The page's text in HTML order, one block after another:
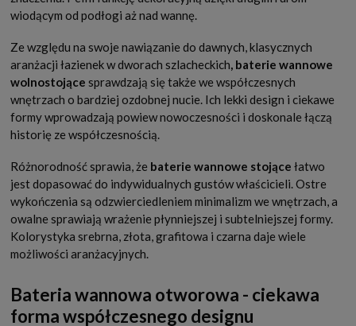
wiodącym od podłogi aż nad wannę.
Ze względu na swoje nawiązanie do dawnych, klasycznych
aranżacji łazienek w dworach szlacheckich, baterie wannowe
wolnostojące sprawdzają się także we współczesnych
wnętrzach o bardziej ozdobnej nucie. Ich lekki design i ciekawe
formy wprowadzają powiew nowoczesności i doskonale łączą
historię ze współczesnością.
Różnorodność sprawia, że baterie wannowe stojące łatwo
jest dopasować do indywidualnych gustów właścicieli. Ostre
wykończenia są odzwierciedleniem minimalizm we wnętrzach, a
owalne sprawiają wrażenie płynniejszej i subtelniejszej formy.
Kolorystyka srebrna, złota, grafitowa i czarna daje wiele
możliwości aranżacyjnych.
Bateria wannowa otworowa - ciekawa
forma współczesnego designu